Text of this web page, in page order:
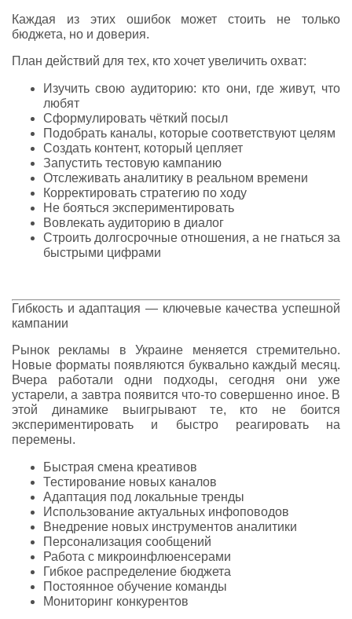
Каждая из этих ошибок может стоить не только
бюджета, но и доверия.
План действий для тех, кто хочет увеличить охват:
Изучить свою аудиторию: кто они, где живут, что
любят
Сформулировать чёткий посыл
Подобрать каналы, которые соответствуют целям
Создать контент, который цепляет
Запустить тестовую кампанию
Отслеживать аналитику в реальном времени
Корректировать стратегию по ходу
Не бояться экспериментировать
Вовлекать аудиторию в диалог
Строить долгосрочные отношения, а не гнаться за
быстрыми цифрами
Гибкость и адаптация — ключевые качества успешной
кампании
Рынок рекламы в Украине меняется стремительно.
Новые форматы появляются буквально каждый месяц.
Вчера работали одни подходы, сегодня они уже
устарели, а завтра появится что-то совершенно иное. В
этой динамике выигрывают те, кто не боится
экспериментировать и быстро реагировать на
перемены.
Быстрая смена креативов
Тестирование новых каналов
Адаптация под локальные тренды
Использование актуальных инфоповодов
Внедрение новых инструментов аналитики
Персонализация сообщений
Работа с микроинфлюенсерами
Гибкое распределение бюджета
Постоянное обучение команды
Мониторинг конкурентов